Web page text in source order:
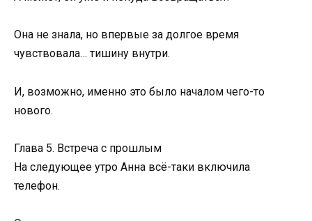
Она не знала, но впервые за долгое время
чувствовала… тишину внутри.
И, возможно, именно это было началом чего-то
нового.
Глава 5. Встреча с прошлым
На следующее утро Анна всё-таки включила
телефон.